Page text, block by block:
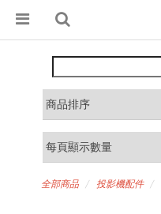
全部商品 投影機配件